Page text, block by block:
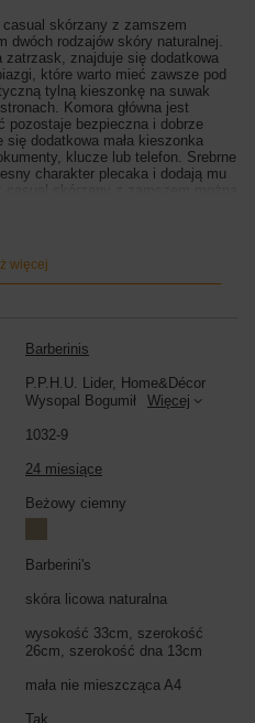
skórzany z zamszem
dwóch rodzajów skóry naturalnej.
znajduje się dodatkowa
które warto mieć zawsze pod
tylną kieszonkę na suwak
Komora główna jest
pozostaje bezpieczna i dobrze
dodatkowa mała kieszonka
klucze lub telefon. Srebrne
charakter plecaka i dodają mu
casual skórzany z zamszem można
wysokość: 50cm; szerokość
wysokość 14cm, szerokość
więcej
Barberinis
P.P.H.U. Lider, Home&Décor
Wysopal Bogumił
Więcej
1032-9
24 miesiące
Beżowy ciemny
Barberini's
skóra licowa naturalna
wysokość 33cm, szerokość
26cm, szerokość dna 13cm
mała nie mieszcząca A4
Tak